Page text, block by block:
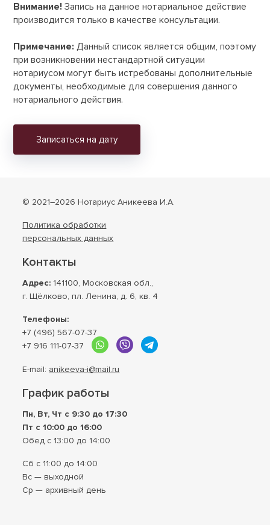
Внимание! Запись на данное нотариальное действие
производится только в качестве консультации.
Примечание: Данный список является общим, поэтому
при возникновении нестандартной ситуации
нотариусом могут быть истребованы дополнительные
документы, необходимые для совершения данного
нотариального действия.
Записаться на дату
© 2021–2026 Нотариус Аникеева И.А.
Политика обработки
персональных данных
Контакты
Адрес: 141100, Московская обл.,
г. Щёлково, пл. Ленина, д. 6, кв. 4
Телефоны:
+7 (496) 567-07-37
+7 916 111-07-37
E-mail: anikeeva-i@mail.ru
График работы
Пн, Вт, Чт с 9:30 до 17:30
Пт с 10:00 до 16:00
Обед с 13:00 до 14:00
Сб с 11:00 до 14:00
Вс — выходной
Ср — архивный день